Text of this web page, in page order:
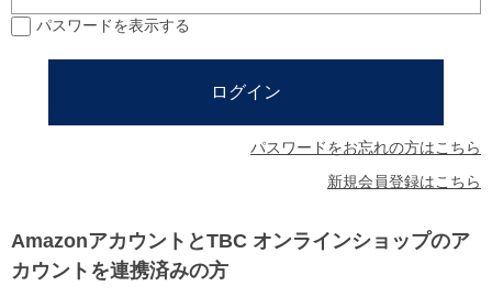
パスワードを表示する
パスワードをお忘れの方はこちら
新規会員登録はこちら
AmazonアカウントとTBC オンラインショップのア
カウントを連携済みの方